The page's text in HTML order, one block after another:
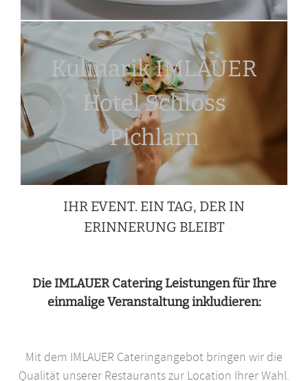
Kulinarik IMLAUER
Hotel Schloss
Pichlarn
IHR EVENT. EIN TAG, DER IN
ERINNERUNG BLEIBT
Die IMLAUER Catering Leistungen für Ihre
einmalige Veranstaltung inkludieren:
Mit dem IMLAUER Cateringangebot bringen wir die
Qualität unserer Restaurants zur Location Ihrer Wahl.